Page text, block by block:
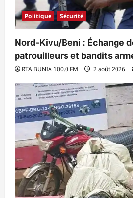
Politique Sécurité
Nord-Kivu/Beni : Échange
patrouilleurs et bandits
RTA BUNIA 100.0 FM 2 août 2026